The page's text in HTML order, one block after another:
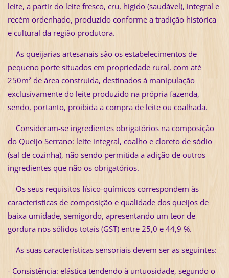
leite, a partir do leite fresco, cru, hígido (saudável), integral e
recém ordenhado, produzido conforme a tradição histórica
e cultural da região produtora.
As queijarias artesanais são os estabelecimentos de
pequeno porte situados em propriedade rural, com até
250m² de área construída, destinados à manipulação
exclusivamente do leite produzido na própria fazenda,
sendo, portanto, proibida a compra de leite ou coalhada.
Consideram-se ingredientes obrigatórios na composição
do Queijo Serrano: leite integral, coalho e cloreto de sódio
(sal de cozinha), não sendo permitida a adição de outros
ingredientes que não os obrigatórios.
Os seus requisitos físico-químicos correspondem às
características de composição e qualidade dos queijos de
baixa umidade, semigordo, apresentando um teor de
gordura nos sólidos totais (GST) entre 25,0 e 44,9 %.
As suas características sensoriais devem ser as seguintes:
- Consistência: elástica tendendo à untuosidade, segundo o